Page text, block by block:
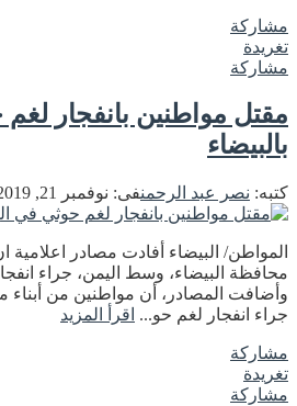
مشاركة
تغريدة
مشاركة
مقتل مواطنين بانفجار
بالبيضاء
كتبه: نصر عبد الرحمنفى: نوفمبر 21, 2019
المواطن/ البيضاء أفادت مصادر
محافظة البيضاء، وسط اليمن، جراء
وأضافت المصادر، أن مواطنين من أبناء
جراء انفجار لغم حو... اقرأ المزيد
مشاركة
تغريدة
مشاركة